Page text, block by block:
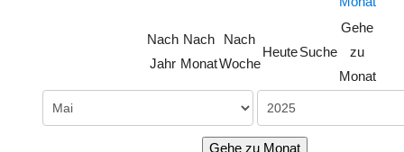
Nach
Jahr
Nach
Monat
Nach
Woche
HeuteSuche
Gehe
zu
Monat
Gehe zu Monat